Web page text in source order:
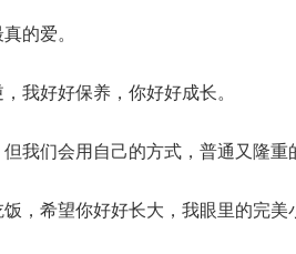
的爱。
我好好保养，你好好成长。
我们会用自己的方式，普通又隆重
，希望你好好长大，我眼里的完美